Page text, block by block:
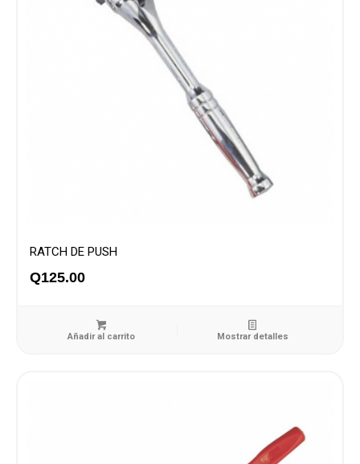
RATCH DE PUSH
Q125.00
Añadir al carrito Mostrar detalles